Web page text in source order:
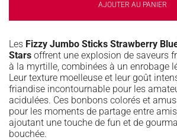
AJOUTER AU PANIER
Les Fizzy Jumbo Sticks Strawberry
Stars offrent une explosion de saveurs
à la myrtille, combinées à un enrobage
Leur texture moelleuse et leur goût
friandise incontournable pour les
acidulées. Ces bonbons colorés et
pour les moments de partage entre
ajoutant une touche de fun et de
bouchée.